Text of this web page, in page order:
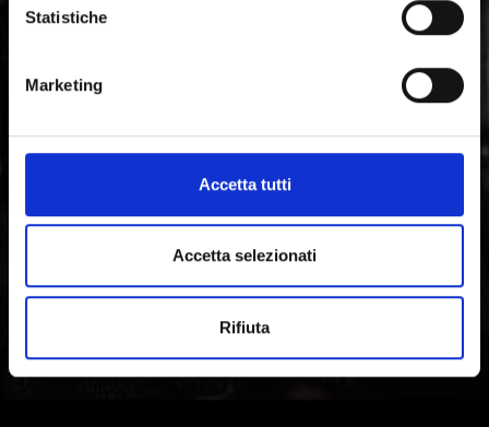
Statistiche
Marketing
Accetta tutti
Accetta selezionati
Rifiuta